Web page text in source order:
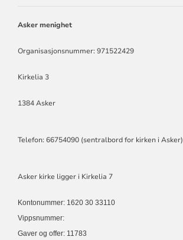
Asker menighet
Organisasjonsnummer: 971522429
Kirkelia 3
1384 Asker
Telefon: 66754090 (sentralbord for kirken i Asker)
Asker kirke ligger i Kirkelia 7
Kontonummer: 1620 30 33110
Vippsnummer:
Gaver og offer: 11783